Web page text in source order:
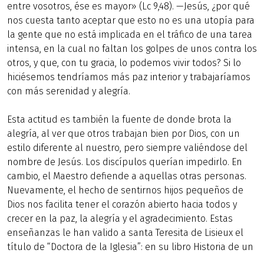
entre vosotros, ése es mayor» (Lc 9,48). —Jesús, ¿por qué
nos cuesta tanto aceptar que esto no es una utopía para
la gente que no está implicada en el tráfico de una tarea
intensa, en la cual no faltan los golpes de unos contra los
otros, y que, con tu gracia, lo podemos vivir todos? Si lo
hiciésemos tendríamos más paz interior y trabajaríamos
con más serenidad y alegría.
Esta actitud es también la fuente de donde brota la
alegría, al ver que otros trabajan bien por Dios, con un
estilo diferente al nuestro, pero siempre valiéndose del
nombre de Jesús. Los discípulos querían impedirlo. En
cambio, el Maestro defiende a aquellas otras personas.
Nuevamente, el hecho de sentirnos hijos pequeños de
Dios nos facilita tener el corazón abierto hacia todos y
crecer en la paz, la alegría y el agradecimiento. Estas
enseñanzas le han valido a santa Teresita de Lisieux el
título de “Doctora de la Iglesia”: en su libro Historia de un